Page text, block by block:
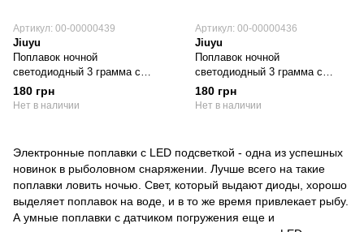
Электронные поплавки с LED подсветкой - одна из успешных
новинок в рыболовном снаряжении. Лучше всего на такие
поплавки ловить ночью. Свет, который выдают диоды, хорошо
выделяет поплавок на воде, и в то же время привлекает рыбу.
А умные поплавки с датчиком погружения еще и
Артикул: 00-00000439
Jiuyu
Поплавок ночной
светодиодный 3 грамма с
датчиком погружения,
батарейка CR425 в комплекте,
180 грн
Нет в наличии
Артикул: 00-00000436
Jiuyu
Поплавок ночной
светодиодный 3 грамма с
датчиком погружения,
батарейка CR425 в комплекте,
180 грн
Нет в наличии